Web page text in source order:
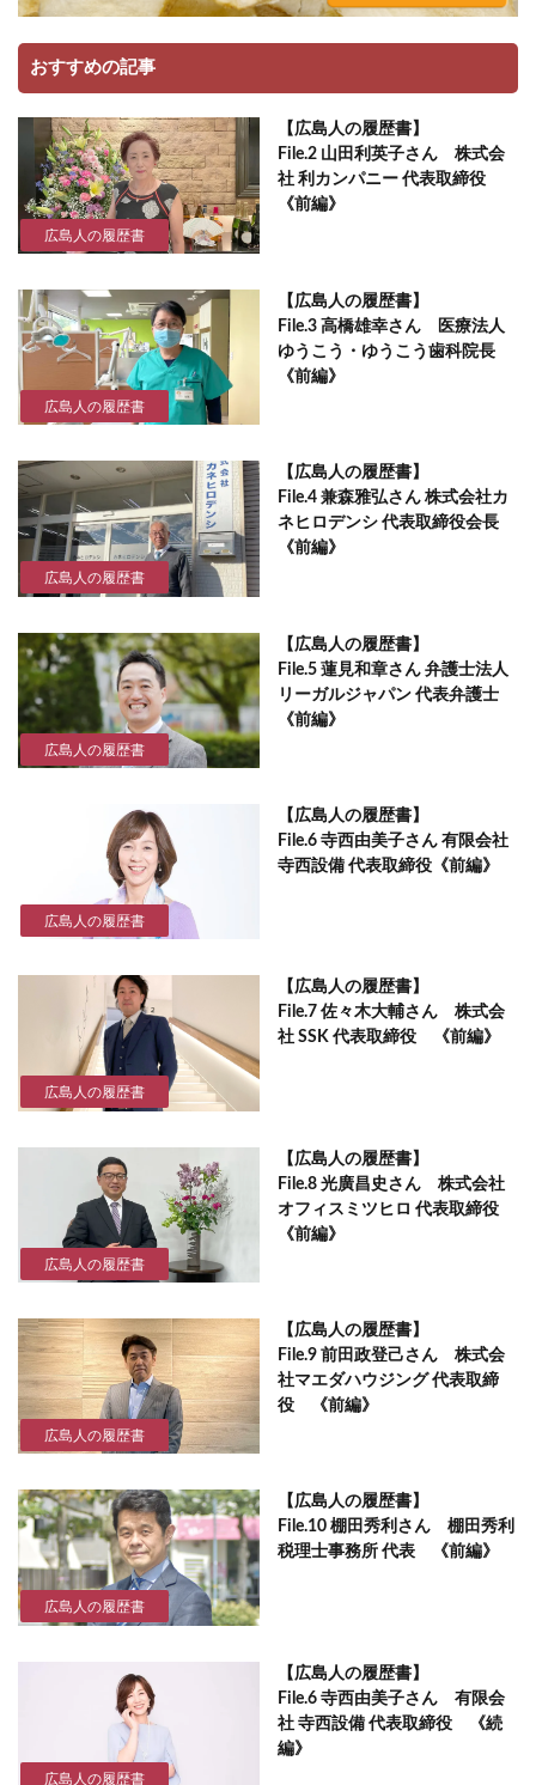
おすすめの記事
広島人の履歴書
【広島人の履歴書】
File.2 山田利英子さん 株式会
社 利カンパニー 代表取締役
《前編》
広島人の履歴書
【広島人の履歴書】
File.3 高橋雄幸さん 医療法人
ゆうこう・ゆうこう歯科院長
《前編》
広島人の履歴書
【広島人の履歴書】
File.4 兼森雅弘さん 株式会社カ
ネヒロデンシ 代表取締役会長
《前編》
広島人の履歴書
【広島人の履歴書】
File.5 蓮見和章さん 弁護士法人
リーガルジャパン 代表弁護士
《前編》
広島人の履歴書
【広島人の履歴書】
File.6 寺西由美子さん 有限会社
寺西設備 代表取締役《前編》
広島人の履歴書
【広島人の履歴書】
File.7 佐々木大輔さん 株式会
社 SSK 代表取締役 《前編》
広島人の履歴書
【広島人の履歴書】
File.8 光廣昌史さん 株式会社
オフィスミツヒロ 代表取締役
《前編》
広島人の履歴書
【広島人の履歴書】
File.9 前田政登己さん 株式会
社マエダハウジング 代表取締
役 《前編》
広島人の履歴書
【広島人の履歴書】
File.10 棚田秀利さん 棚田秀利
税理士事務所 代表 《前編》
広島人の履歴書
【広島人の履歴書】
File.6 寺西由美子さん 有限会
社 寺西設備 代表取締役 《続
編》